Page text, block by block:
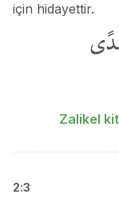
için hidayettir.
Zalikel
2:3